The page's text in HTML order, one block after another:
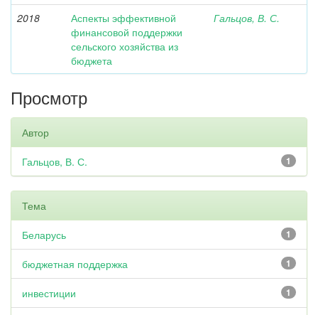
2018
Аспекты эффективной
финансовой поддержки
сельского хозяйства из
бюджета
Гальцов, В. С.
Просмотр
Автор
1
Гальцов, В. С.
Тема
1
Беларусь
1
бюджетная поддержка
1
инвестиции